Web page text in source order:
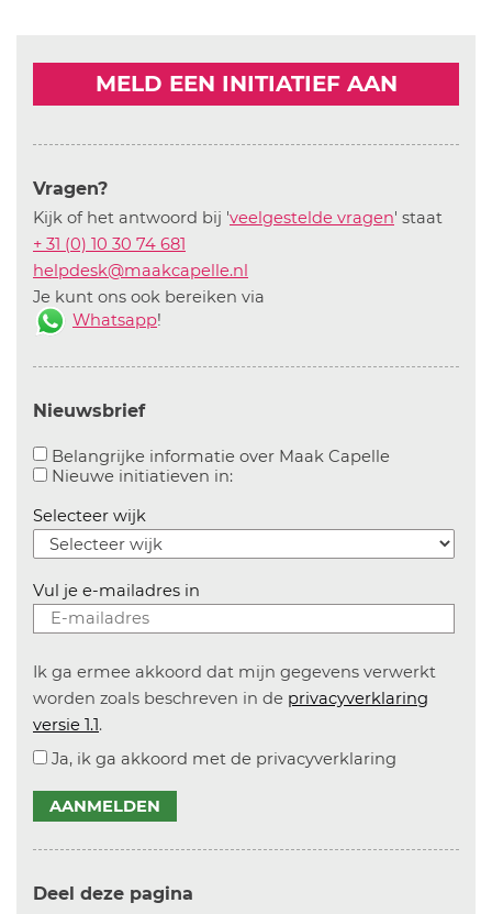
MELD EEN INITIATIEF AAN
Vragen?
Kijk of het antwoord bij 'veelgestelde vragen' staat
+ 31 (0) 10 30 74 681
helpdesk@maakcapelle.nl
Je kunt ons ook bereiken via
Whatsapp!
Nieuwsbrief
Belangrijke informatie over Maak CapelleAanvinken
Nieuwe initiatieven in:Aanvinken om informatie over
Selecteer wijk
Vul je e-mailadres in
Ik ga ermee akkoord dat mijn gegevens verwerkt
worden zoals beschreven in de privacyverklaring
versie 1.1.
Ja, ik ga akkoord met de privacyverklaring
AANMELDEN
Deel deze pagina